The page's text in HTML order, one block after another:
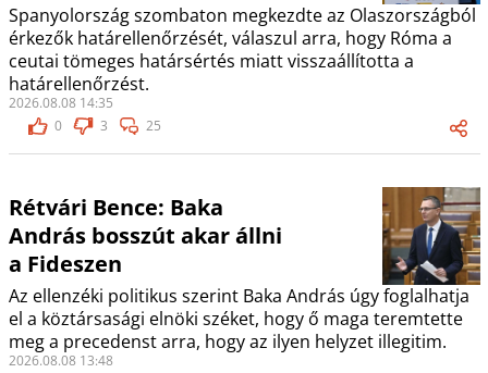
Spanyolország szombaton megkezdte az Olaszországból
érkezők határellenőrzését, válaszul arra, hogy Róma a
ceutai tömeges határsértés miatt visszaállította a
határellenőrzést.
2026.08.08 14:35
0
3 25
Rétvári Bence: Baka
András bosszút akar állni
a Fideszen
Az ellenzéki politikus szerint Baka András úgy foglalhatja
el a köztársasági elnöki széket, hogy ő maga teremtette
meg a precedenst arra, hogy az ilyen helyzet illegitim.
2026.08.08 13:48